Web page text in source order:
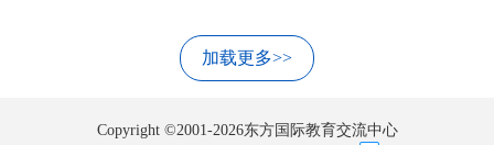
加载更多>>
Copyright ©2001-2026东方国际教育交流中心